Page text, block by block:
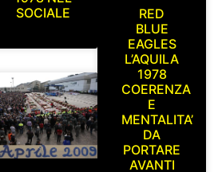
SOCIALE
RED
BLUE
EAGLES
L’AQUILA
1978
COERENZA
E
MENTALITA’
DA
PORTARE
AVANTI